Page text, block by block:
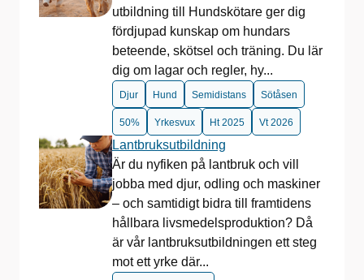
utbildning till Hundskötare ger dig
fördjupad kunskap om hundars
beteende, skötsel och träning. Du lär
dig om lagar och regler, hy...
Djur Hund Semidistans Sötåsen
50% Yrkesvux Ht 2025 Vt 2026
Lantbruksutbildning
Är du nyfiken på lantbruk och vill
jobba med djur, odling och maskiner
– och samtidigt bidra till framtidens
hållbara livsmedelsproduktion? Då
är vår lantbruksutbildningen ett steg
mot ett yrke där...